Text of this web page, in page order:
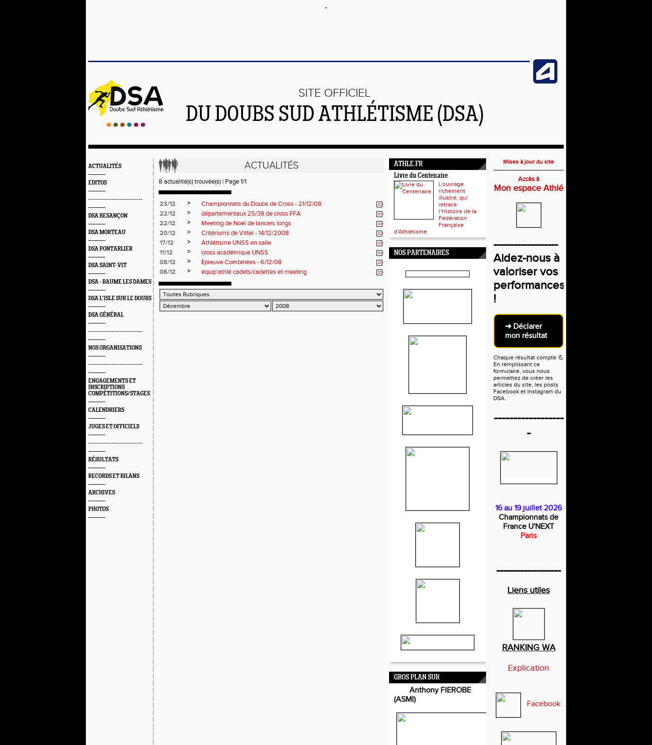
SITE OFFICIEL
DU DOUBS SUD ATHLÉTISME (DSA)
ACTUALITÉS
EDITOS
----------------------------
DSA BESANÇON
DSA MORTEAU
DSA PONTARLIER
DSA SAINT-VIT
DSA - BAUME LES DAMES
DSA L'ISLE SUR LE DOUBS
DSA GÉNÉRAL
----------------------------
NOS ORGANISATIONS
----------------------------
ENGAGEMENTS ET
INSCRIPTIONS
COMPÉTITIONS/STAGES
CALENDRIERS
JUGES ET OFFICIELS
----------------------------
RÉSULTATS
RECORDS ET BILANS
ARCHIVES
PHOTOS
ACTUALITÉS
8 actualité(s) trouvée(s) | Page 1/1
23/12 >
Championnats du Doubs de Cross - 21/12/08
22/12
>
départementaux 25/39 de cross FFA
22/12
>
Meeting de Noël de lancers longs
20/12
>
Critériums de Vittel - 14/12/2008
17/12
>
Athlétisme UNSS en salle
11/12
>
cross académique UNSS
08/12
>
Epreuve Combinées - 6/12/08
06/12
> équip'athlé cadets/cadettes et meeting
ATHLE.FR
Livre du Centenaire
L'ouvrage
richement
illustré, qui
retrace
l’Histoire de la
Fédération
Française
d'Athlétisme.
NOS PARTENAIRES
GROS PLAN SUR
Anthony FIEROBE
(ASMI)
Mises à jour du site
Accès à
Mon espace Athlé
-------------------
Aidez-nous à
valoriser vos
performances
!
➜ Déclarer
mon résultat
Chaque résultat compte 💪
En remplissant ce
formulaire, vous nous
permettez de créer les
articles du site, les posts
Facebook et Instagram du
DSA.
------------------
-
16 au 19 juillet 2026
Championnats de
France U'NEXT
Paris
-------------------
Liens utiles
RANKING WA
Explication
Facebook